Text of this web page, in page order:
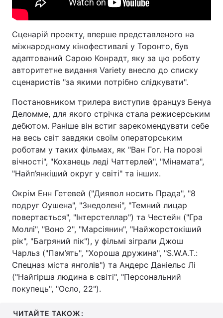
Сценарій проекту, вперше представленого на
міжнародному кінофестивалі у Торонто, був
адаптований Сарою Конрадт, яку за цю роботу
авторитетне видання Variety внесло до списку
сценаристів "за якими потрібно слідкувати".
Постановником трилера виступив француз Бенуа
Деломме, для якого стрічка стала режисерським
дебютом. Раніше він встиг зарекомендувати себе
на весь світ завдяки своїм операторським
роботам у таких фільмах, як "Ван Гог. На порозі
вічності", "Коханець леді Чаттерлей", "Мінамата",
"Найп’янкіший округ у світі" та інших.
Окрім Енн Гетевей ("Диявол носить Прада", "8
подруг Оушена", "Знедолені", "Темний лицар
повертається", "Інтерстеллар") та Честейн ("Гра
Моллі", "Воно 2", "Марсіянин", "Найжорстокіший
рік", "Багряний пік"), у фільмі зіграли Джош
Чарльз ("Пам’ять", "Хороша дружина", "S.W.A.T.:
Спецназ міста янголів") та Андерс Даніельс Лі
("Найгірша людина в світі", "Персональний
покупець", "Осло, 22").
ЧИТАЙТЕ ТАКОЖ: